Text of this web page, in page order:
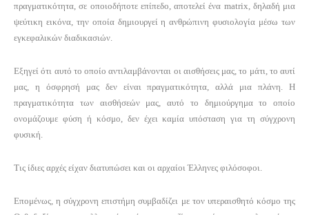
πραγματικότητα, σε οποιοδήποτε επίπεδο, αποτελεί ένα matrix, δηλαδή μια
ψεύτικη εικόνα, την οποία δημιουργεί η ανθρώπινη φυσιολογία μέσω των
εγκεφαλικών διαδικασιών.
Εξηγεί ότι αυτό το οποίο αντιλαμβάνονται οι αισθήσεις μας, το μάτι, το αυτί
μας, η όσφρησή μας δεν είναι πραγματικότητα, αλλά μια πλάνη. Η
πραγματικότητα των αισθήσεών μας, αυτό το δημιούργημα το οποίο
ονομάζουμε φύση ή κόσμο, δεν έχει καμία υπόσταση για τη σύγχρονη
φυσική.
Τις ίδιες αρχές είχαν διατυπώσει και οι αρχαίοι Έλληνες φιλόσοφοι.
Επομένως, η σύγχρονη επιστήμη συμβαδίζει με τον υπεραισθητό κόσμο της